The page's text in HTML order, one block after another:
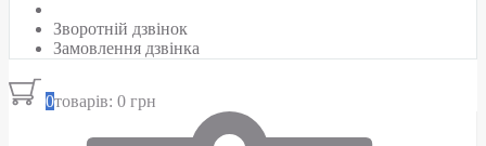
Зворотній дзвінок
Замовлення дзвінка
0товарів: 0 грн